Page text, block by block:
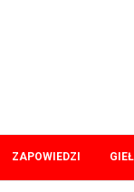
ZAPOWIEDZI